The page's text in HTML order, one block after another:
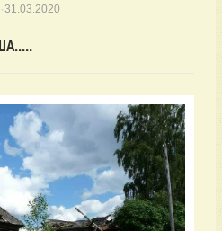
·31.03.2020